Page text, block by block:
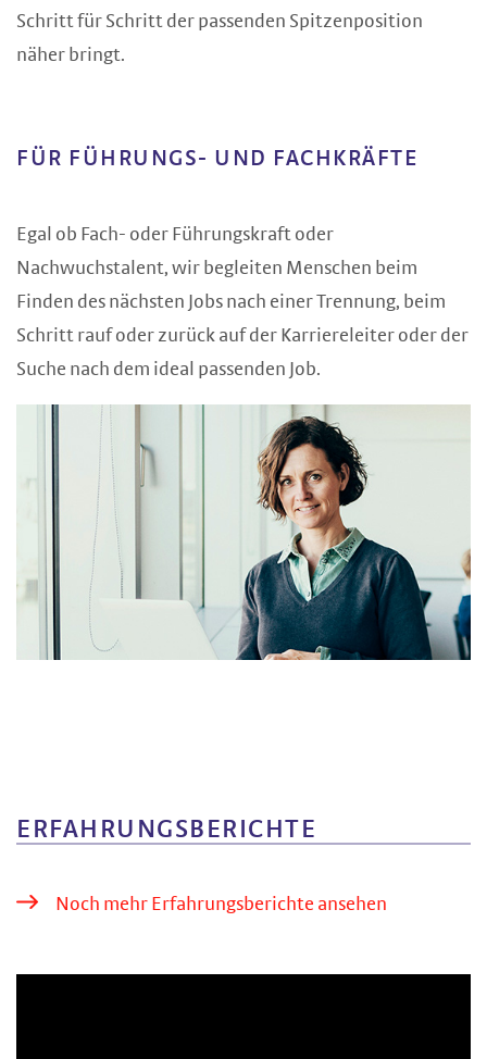
Schritt für Schritt der passenden Spitzenposition
näher bringt.
FÜR FÜHRUNGS- UND FACHKRÄFTE
Egal ob Fach- oder Führungskraft oder
Nachwuchstalent, wir begleiten Menschen beim
Finden des nächsten Jobs nach einer Trennung, beim
Schritt rauf oder zurück auf der Karriereleiter oder der
Suche nach dem ideal passenden Job.
ERFAHRUNGS­BERICHTE
Noch mehr Erfahrungsberichte ansehen